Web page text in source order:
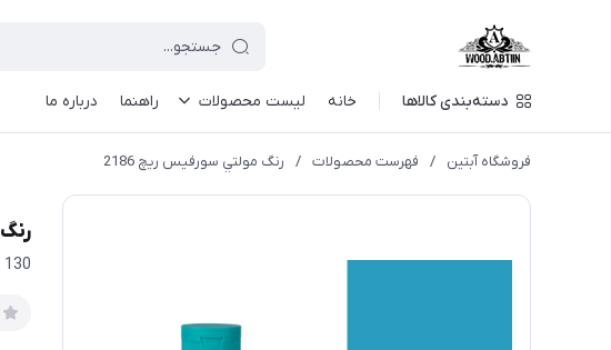
دسته‌بندی کالاها خانه لیست محصولات راهنما درباره ما
فروشگاه آبتین / فهرست محصولات / رنگ مولتي سورفیس ریچ 2186
رنگ
130 میل ترکیه ای